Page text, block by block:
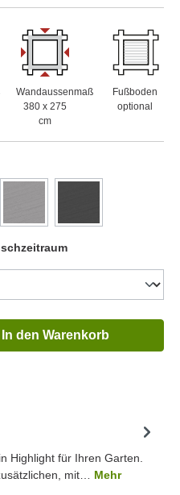
Wandaussenmaß
380 x 275
cm
Fußboden
optional
In den Warenkorb
Highlight für Ihren Garten.
mit… Mehr